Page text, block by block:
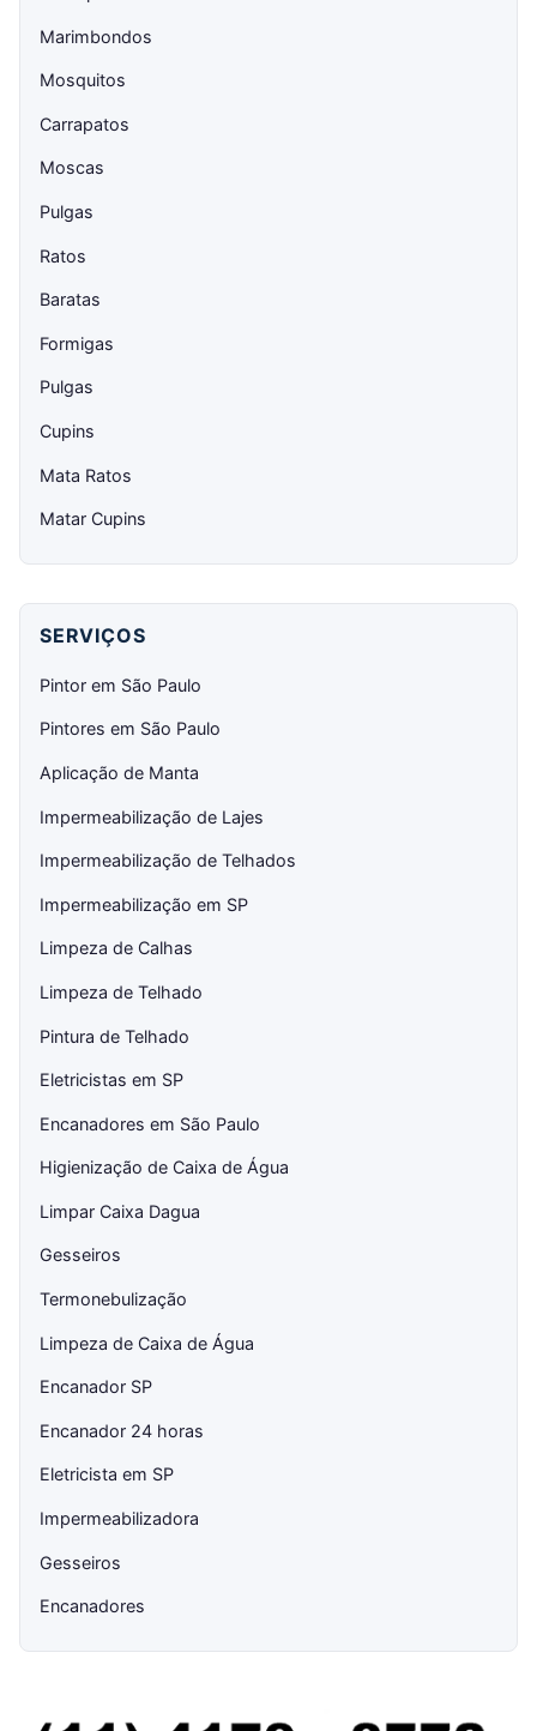
Marimbondos
Mosquitos
Carrapatos
Moscas
Pulgas
Ratos
Baratas
Formigas
Pulgas
Cupins
Mata Ratos
Matar Cupins
SERVIÇOS
Pintor em São Paulo
Pintores em São Paulo
Aplicação de Manta
Impermeabilização de Lajes
Impermeabilização de Telhados
Impermeabilização em SP
Limpeza de Calhas
Limpeza de Telhado
Pintura de Telhado
Eletricistas em SP
Encanadores em São Paulo
Higienização de Caixa de Água
Limpar Caixa Dagua
Gesseiros
Termonebulização
Limpeza de Caixa de Água
Encanador SP
Encanador 24 horas
Eletricista em SP
Impermeabilizadora
Gesseiros
Encanadores